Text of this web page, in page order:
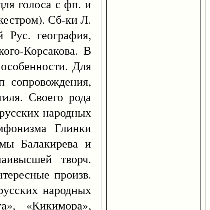
голоса с фп. и
Сб-ки Л.
Рус. география,
Корсакова. В
Для
сопровождения,
Своего рода
народных
Глинки
Балакирева и
творч.
произв.
народных
«Кикимора»,